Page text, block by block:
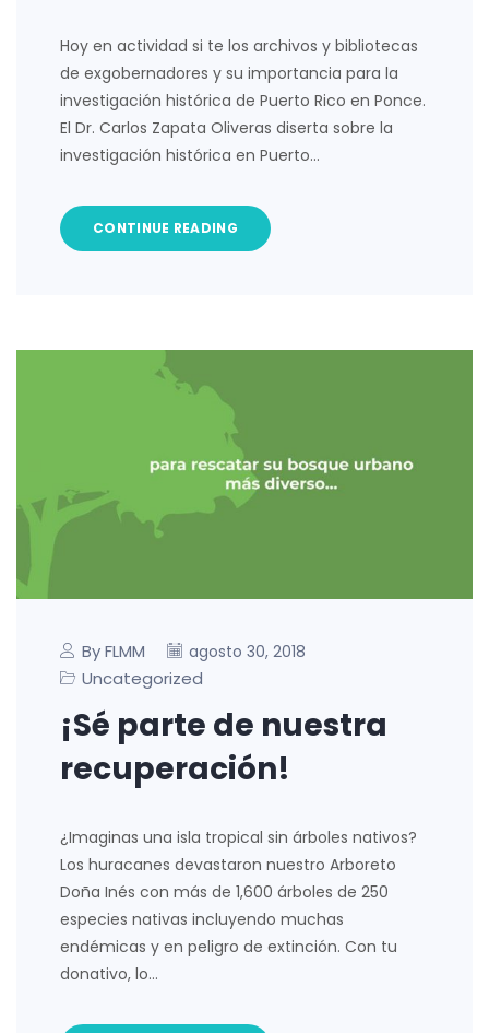
Hoy en actividad si te los archivos y bibliotecas
de exgobernadores y su importancia para la
investigación histórica de Puerto Rico en Ponce.
El Dr. Carlos Zapata Oliveras diserta sobre la
investigación histórica en Puerto…
CONTINUE READING
By FLMM agosto 30, 2018
Uncategorized
¡Sé parte de nuestra
recuperación!
¿Imaginas una isla tropical sin árboles nativos?
Los huracanes devastaron nuestro Arboreto
Doña Inés con más de 1,600 árboles de 250
especies nativas incluyendo muchas
endémicas y en peligro de extinción. Con tu
donativo, lo…